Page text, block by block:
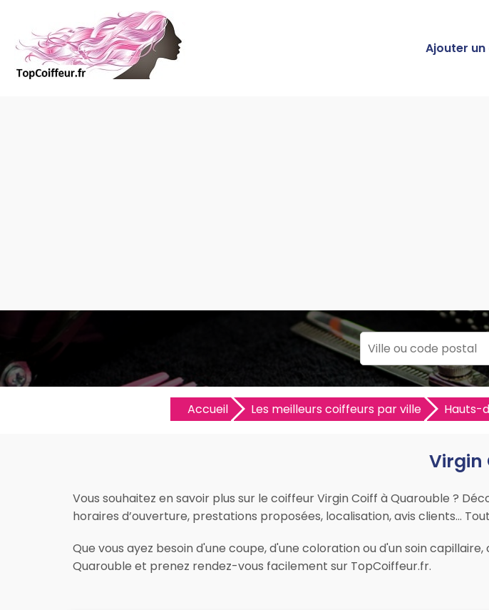
Ajouter
Accueil Les meilleurs coiffeurs par ville Hauts-
Virgin
Vous souhaitez en savoir plus sur le coiffeur Virgin Coiff à Quarouble ?
horaires d’ouverture, prestations proposées, localisation, avis clients…
Que vous ayez besoin d'une coupe, d'une coloration ou d'un soin
Quarouble et prenez rendez-vous facilement sur TopCoiffeur.fr.